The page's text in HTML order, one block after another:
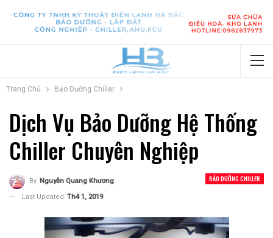
Trang Chủ Bảo Dưỡng Chiller
Dịch Vụ Bảo Dưỡng Hệ Thống
Chiller Chuyên Nghiệp
BẢO DƯỠNG CHILLER
By Nguyễn Quang Khương
Last Updated Th4 1, 2019